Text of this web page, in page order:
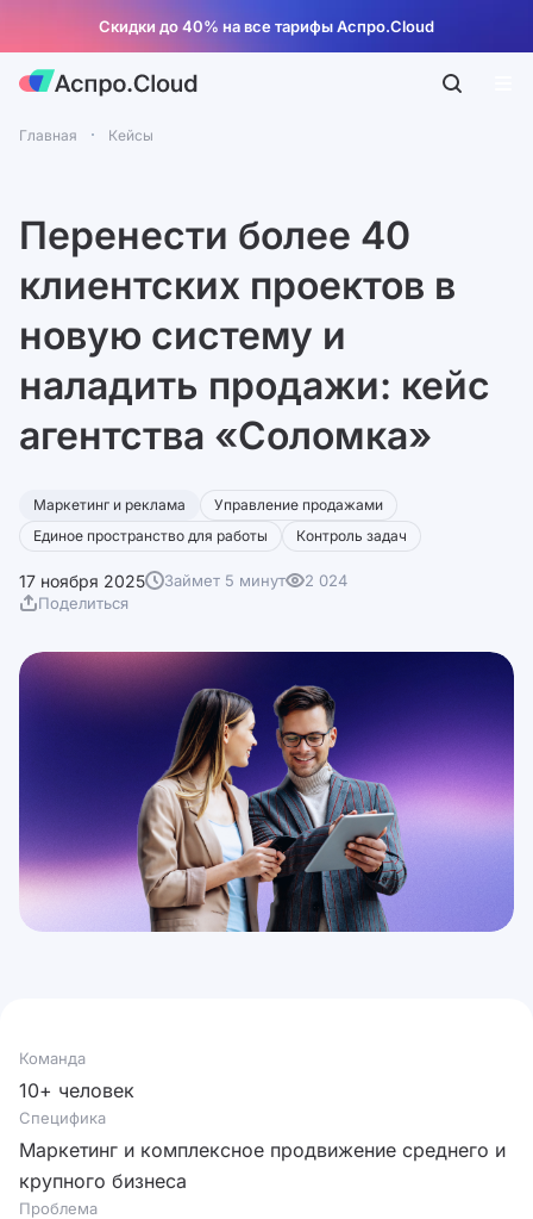
Скидки до 40% на все тарифы Аспро.Cloud
Главная Кейсы
Перенести более 40
клиентских проектов в
новую систему и
наладить продажи: кейс
агентства «Соломка»
Маркетинг и реклама
Управление продажами
Единое пространство для работы
Контроль задач
17 ноября 2025 Займет 5 минут
2 024
Поделиться
Команда
10+ человек
Специфика
Маркетинг и комплексное продвижение среднего и
крупного бизнеса
Проблема